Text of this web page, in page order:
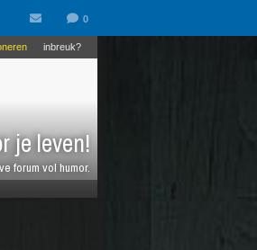
je leven!
forum vol humor.
inbreuk?